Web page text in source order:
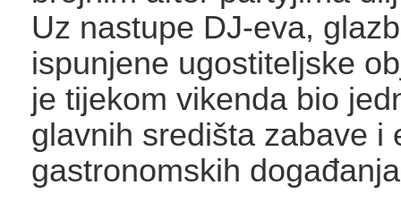
Uz nastupe DJ-eva,
ispunjene ugostiteljske
je tijekom vikenda bio
glavnih središta zabave i
gastronomskih